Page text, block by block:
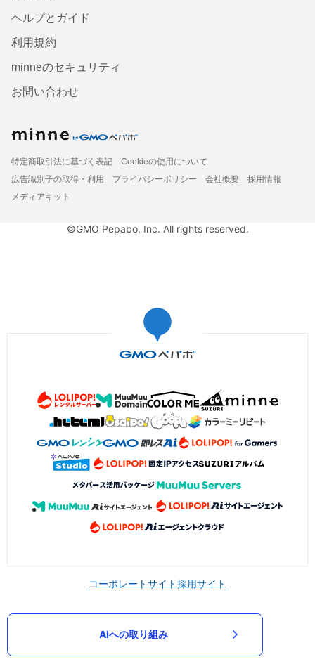
ヘルプとガイド
利用規約
minneのセキュリティ
お問い合わせ
特定商取引法に基づく表記
Cookieの使用について
広告識別子の取得・利用
プライバシーポリシー 会社概要
採用情報
メディアキット
©GMO Pepabo, Inc. All rights reserved.
コーポレートサイト採用サイト
AIへの取り組み